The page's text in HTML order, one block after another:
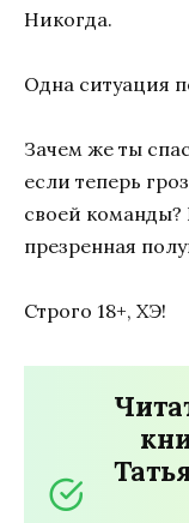
Никогда.
Одна ситуация
Зачем же ты
если теперь
своей команды?
презренная
Строго 18+, ХЭ!